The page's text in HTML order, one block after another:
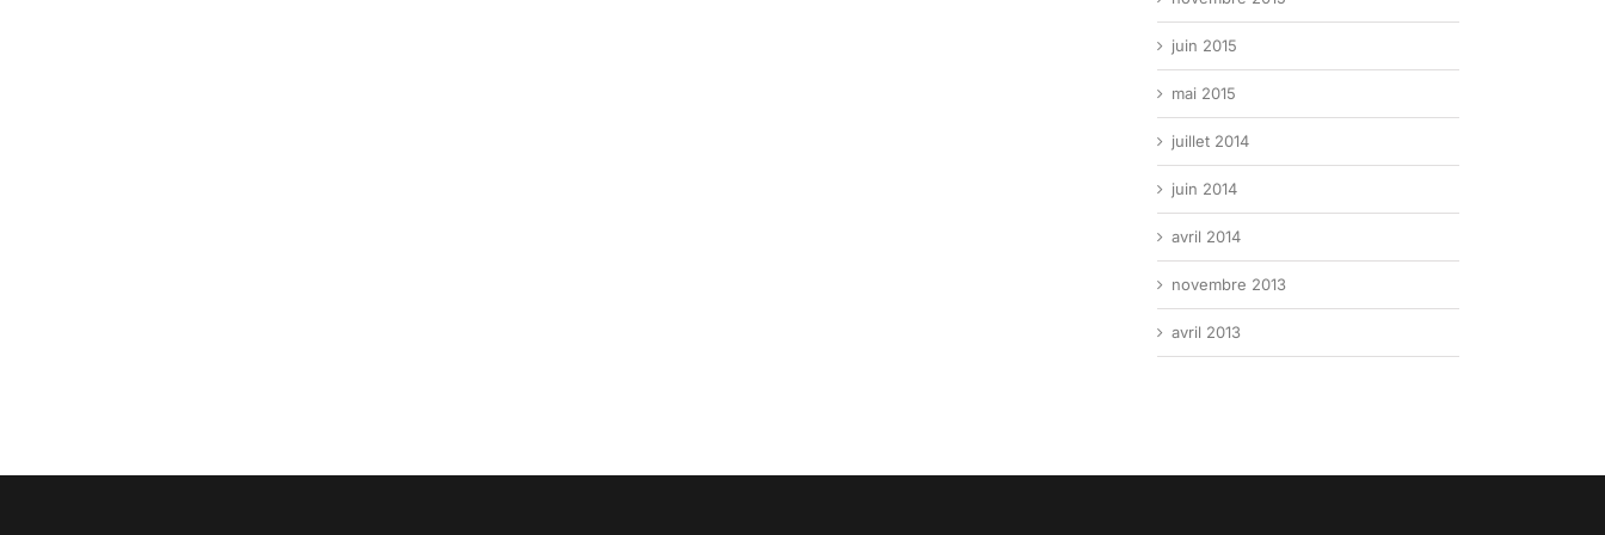
juin 2015
mai 2015
juillet 2014
juin 2014
avril 2014
novembre 2013
avril 2013